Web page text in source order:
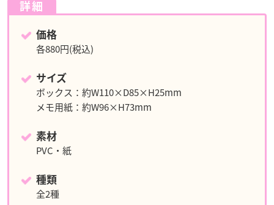
詳細
価格
各880円(税込)
サイズ
ボックス：約W110×D85×H25mm
メモ用紙：約W96×H73mm
素材
PVC・紙
種類
全2種